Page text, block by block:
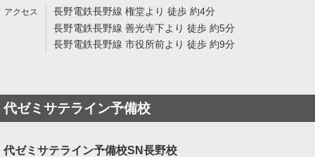
長野電鉄長野線 権堂より 徒歩 約4分
長野電鉄長野線 善光寺下より 徒歩 約5分
長野電鉄長野線 市役所前より 徒歩 約9分
代ゼミサテライン予備校
代ゼミサテライン予備校SN長野校